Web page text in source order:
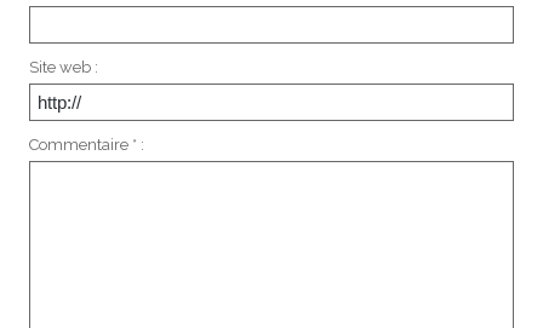
Site web :
Commentaire * :